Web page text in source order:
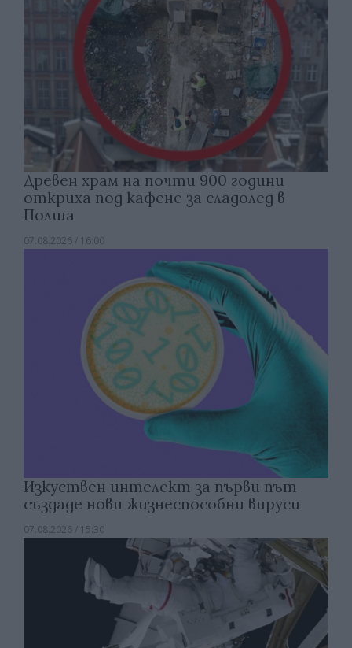
Древен храм на почти 900 години
откриха под кафене за сладолед в
Полша
07.08.2026 / 16:00
Изкуствен интелект за първи път
създаде нови жизнеспособни вируси
07.08.2026 / 15:30